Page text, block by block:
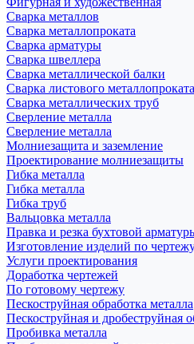
Сварка металлов
Сварка металлопроката
Сварка арматуры
Сварка швеллера
Сварка металлической балки
Сварка листового металлопроката
Сварка металлических труб
Сверление металла
Сверление металла
Молниезащита и заземление
Проектирование молниезащиты
Гибка металла
Гибка металла
Гибка труб
Вальцовка металла
Правка и резка бухтовой
Изготовление изделий по
Услуги проектирования
Доработка чертежей
По готовому чертежу
Пескоструйная обработка металла
Пескоструйная и дробеструйная
Пробивка металла